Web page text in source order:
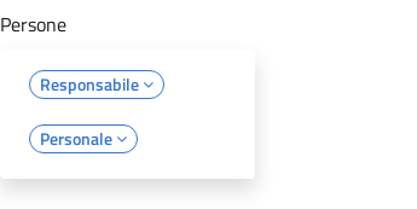
Persone
Responsabile
Personale